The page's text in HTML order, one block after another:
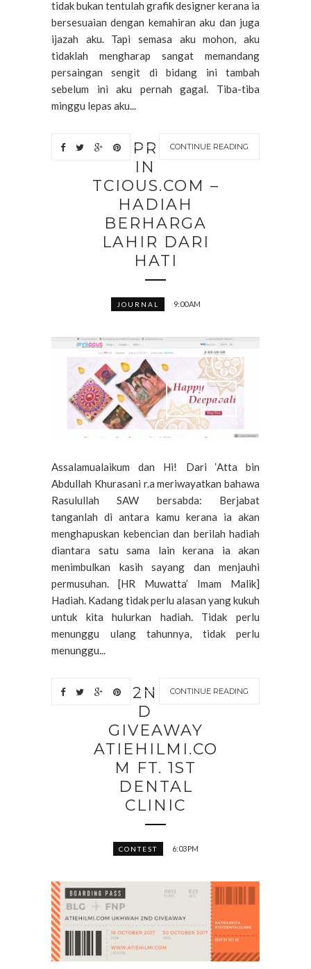
tidak bukan tentulah grafik designer kerana ia
bersesuaian dengan kemahiran aku dan juga
ijazah aku. Tapi semasa aku mohon, aku
tidaklah mengharap sangat memandang
persaingan sengit di bidang ini tambah
sebelum ini aku pernah gagal. Tiba-tiba
minggu lepas aku...
CONTINUE READING
PR
IN
TCIOUS.COM –
HADIAH
BERHARGA
LAHIR DARI
HATI
JOURNAL 9:00 AM
Assalamualaikum dan Hi! Dari ‘Atta bin
Abdullah Khurasani r.a meriwayatkan bahawa
Rasulullah SAW bersabda: Berjabat
tanganlah di antara kamu kerana ia akan
menghapuskan kebencian dan berilah hadiah
diantara satu sama lain kerana ia akan
menimbulkan kasih sayang dan menjauhi
permusuhan. [HR Muwatta’ Imam Malik]
Hadiah. Kadang tidak perlu alasan yang kukuh
untuk kita hulurkan hadiah. Tidak perlu
menunggu ulang tahunnya, tidak perlu
menunggu...
CONTINUE READING
2N
D
GIVEAWAY
ATIEHILMI.CO
M FT. 1ST
DENTAL
CLINIC
CONTEST 6:03 PM